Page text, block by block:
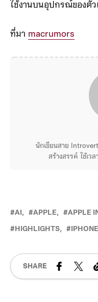
ใช้งานบนอุปกรณ์ของตัว
ที่มา macrumors
นักเขียนสาย
สร้างสรรค์ ใช้เว
AI APPLE APPLE
HIGHLIGHTS IPHONE
SHARE